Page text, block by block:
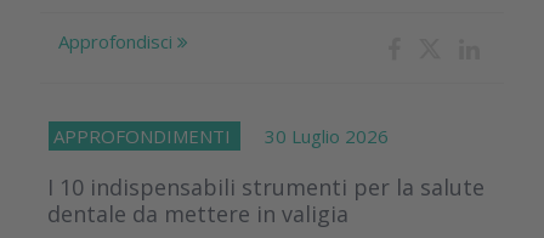
Approfondisci
APPROFONDIMENTI 30 Luglio 2026
I 10 indispensabili strumenti per la salute
dentale da mettere in valigia